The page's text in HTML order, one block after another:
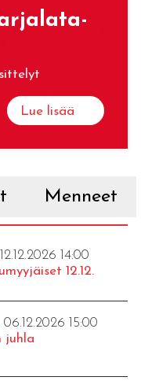
Lue lisää
Menneet
14:00
12.12.
15:00
juhla